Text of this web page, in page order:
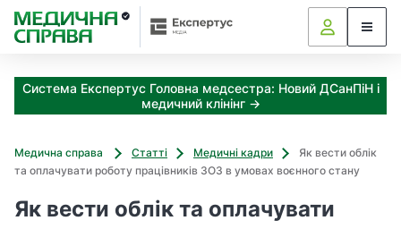
Система Експертус Головна медсестра: Новий ДСанПіН і
медичний клінінг →
Медична справа Статті Медичні кадри
Як вести облік
та оплачувати роботу працівників ЗОЗ в умовах воєнного стану
Як вести облік та оплачувати
З
а
к
з
о
и